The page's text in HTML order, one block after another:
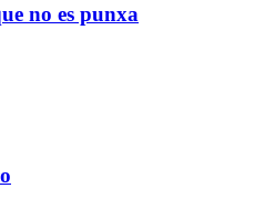
no es punxa